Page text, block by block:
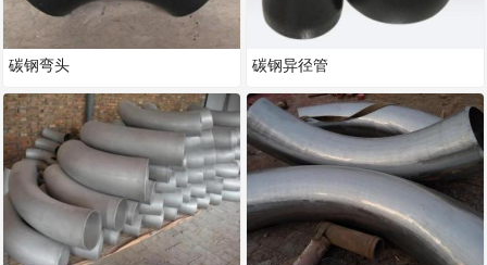
碳钢弯头 碳钢异径管